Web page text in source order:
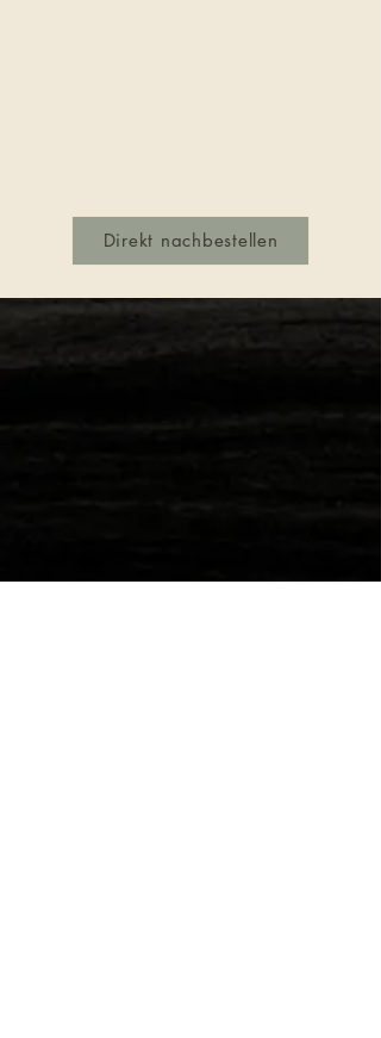
Direkt nachbestellen